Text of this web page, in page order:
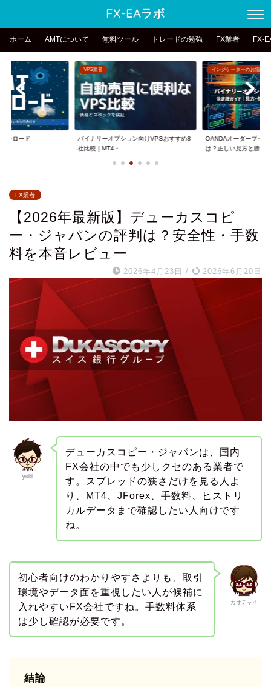
FX-EAラボ
ホーム AMTについて 無料ツール トレードの勉強 FX業者 FX-
ンロード
VPS業者
バイナリーオプション向けVPSおすすめ8
社比較｜MT4・...
インジケーターのお悩み
OANDAオーダーブッ
は？正しい見方と勝...
FX業者
【2026年最新版】デューカスコピ
ー・ジャパンの評判は？安全性・手数
料を本音レビュー
2026年4月23日 / 2026年6月20日
yuki
デューカスコピー・ジャパンは、国内
FX会社の中でも少しクセのある業者で
す。スプレッドの狭さだけを見る人よ
り、MT4、JForex、手数料、ヒストリ
カルデータまで確認したい人向けです
ね。
カオチャイ
初心者向けのわかりやすさよりも、取引
環境やデータ面を重視したい人が候補に
入れやすいFX会社ですね。手数料体系
は少し確認が必要です。
結論